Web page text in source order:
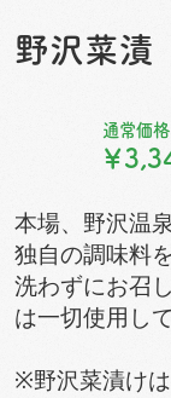
野沢菜漬
通常価格
￥
本場、野沢温
独自の調味料
洗わずにお召
は一切使用し
※野沢菜漬け